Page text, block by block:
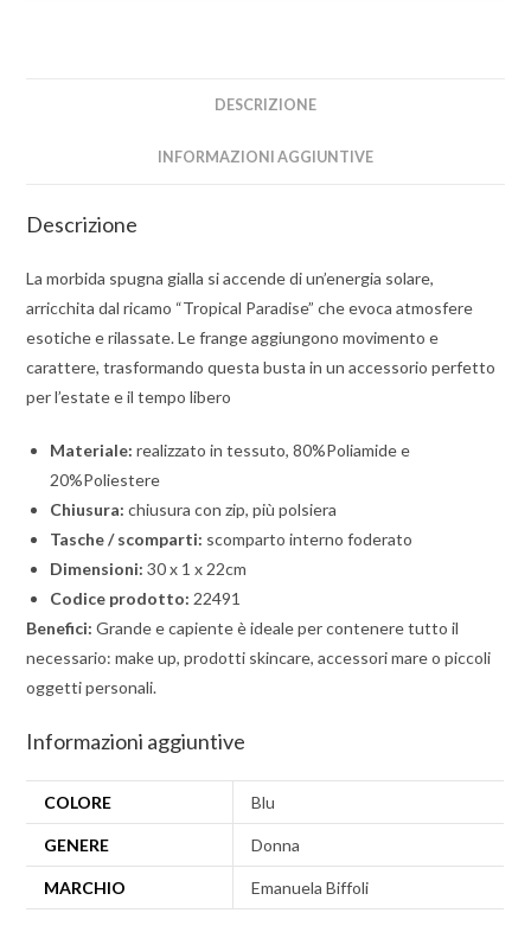
DESCRIZIONE
INFORMAZIONI AGGIUNTIVE
Descrizione
La morbida spugna gialla si accende di un’energia solare,
arricchita dal ricamo “Tropical Paradise” che evoca atmosfere
esotiche e rilassate. Le frange aggiungono movimento e
carattere, trasformando questa busta in un accessorio perfetto
per l’estate e il tempo libero
Materiale: realizzato in tessuto, 80%Poliamide e
20%Poliestere
Chiusura: chiusura con zip, più polsiera
Tasche / scomparti: scomparto interno foderato
Dimensioni: 30 x 1 x 22cm
Codice prodotto: 22491
Benefici:Grande e capiente è ideale per contenere tutto il
necessario: make up, prodotti skincare, accessori mare o piccoli
oggetti personali.
Informazioni aggiuntive
COLORE Blu
GENERE Donna
MARCHIO Emanuela Biffoli